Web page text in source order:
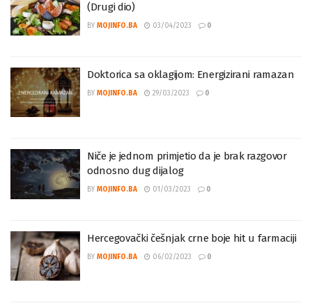
(Drugi dio)
BY MOJINFO.BA 03/04/2023 0
Doktorica sa oklagijom: Energizirani ramazan
BY MOJINFO.BA 29/03/2023 0
Niče je jednom primjetio da je brak razgovor
odnosno dug dijalog
BY MOJINFO.BA 01/03/2023 0
Hercegovački češnjak crne boje hit u farmaciji
BY MOJINFO.BA 06/02/2023 0